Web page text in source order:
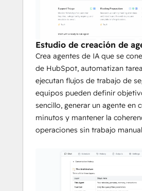
y desencadena acciones y
oportunos, lo que ayuda a
impulso del pipeline.
Al conectar Kritmatta a
usuarios convierten el
y propenso a errores en
estructurados y
mejoran la velocidad, la
calidad de los datos.
Estudio de creación de
Crea agentes de IA que se
de HubSpot, automatizan
ejecutan flujos de trabajo de
equipos pueden definir
sencillo, generar un agente en
minutos y mantener la
operaciones sin trabajo